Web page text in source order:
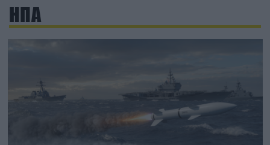
ΗΠΑ